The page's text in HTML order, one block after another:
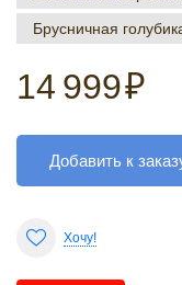
Брусничная
14 999₽
Добавить к
Хочу!